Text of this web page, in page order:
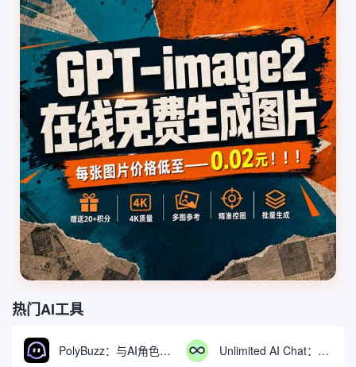
热门AI工具
PolyBuzz：与AI角色互动的免费聊天与角色扮演平台 Unlimited AI Chat：免费无限制的AI聊天工具